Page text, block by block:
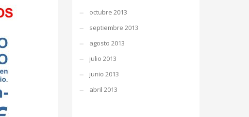
octubre 2013
septiembre 2013
agosto 2013
julio 2013
junio 2013
abril 2013